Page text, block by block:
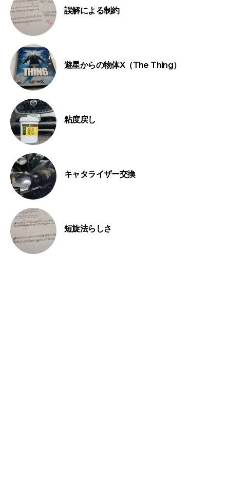
誤解による制約
遊星からの物体X（The Thing）
粘度戻し
キャタライザー交換
短旋法らしさ